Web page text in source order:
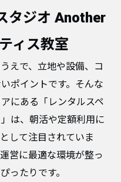
タジオ Another
ィス教室
えで、立地や設備、コ
ポイントです。そんな
にある「レンタルスペ
は、朝活や定額利用に
して注目されていま
営に最適な環境が整っ
ったりです。